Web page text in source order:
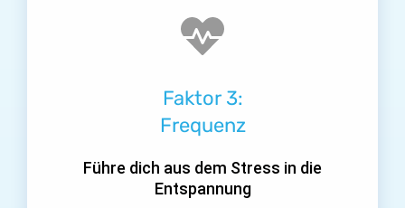
Faktor 3:
Frequenz
Führe dich aus dem Stress in die
Entspannung